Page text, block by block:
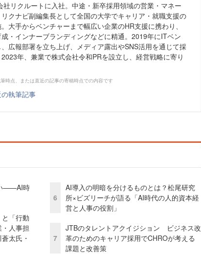
社リクルートに入社。中途・新卒採用領域の営業・マネー
クナビ副編集長として全国の大学でキャリア・就職支援の
大手からベンチャーまで幅広い企業のHR支援に携わり、
・インナーブランディングなどに精通。2019年にITベン
広報部署を立ち上げ、メディア露出やSNS活用を通じて採
年、兼業で株式会社令和PRを設立し、経営戦略に寄り
時点、または直近の記事の寄稿時点での内容です
執筆記事
——AI時
と「行動
人事担
太氏・
6
AI導入の明暗を分けるものとは？松尾研究
所×ビズリーチが語る「AI時代の人的資本経
営と人事の役割」
7
JTBのタレントアクイジション ビジネス改
革のためのキャリア採用でCHROが考える
課題と改善策